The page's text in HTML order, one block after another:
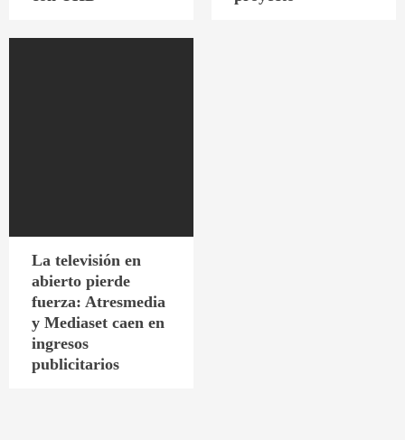
La televisión en
abierto pierde
fuerza: Atresmedia
y Mediaset caen en
ingresos
publicitarios